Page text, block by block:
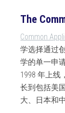
The
Common
学选择通过
学的单一申
1998 年上线
长到包括美
大、日本和